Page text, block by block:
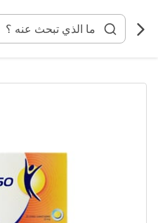
المحتوى
انتقل